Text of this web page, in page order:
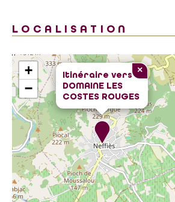
LOCALISATION
Itinéraire vers
DOMAINE LES
COSTES ROUGES
×
+
−